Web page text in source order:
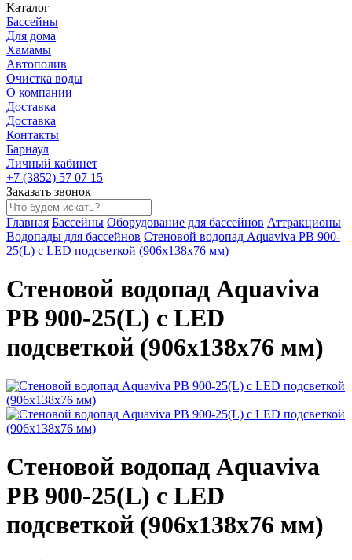
Каталог
Бассейны
Для дома
Хамамы
Автополив
Очистка воды
О компании
Доставка
Доставка
Контакты
Барнаул
Личный кабинет
+7 (3852) 57 07 15
Заказать звонок
Главная Бассейны Оборудование для бассейнов Аттракционы
Водопады для бассейнов Стеновой водопад Aquaviva PB 900-
25(L) с LED подсветкой (906х138х76 мм)
Стеновой водопад Aquaviva
PB 900-25(L) с LED
подсветкой (906х138х76 мм)
Стеновой водопад Aquaviva
PB 900-25(L) с LED
подсветкой (906х138х76 мм)